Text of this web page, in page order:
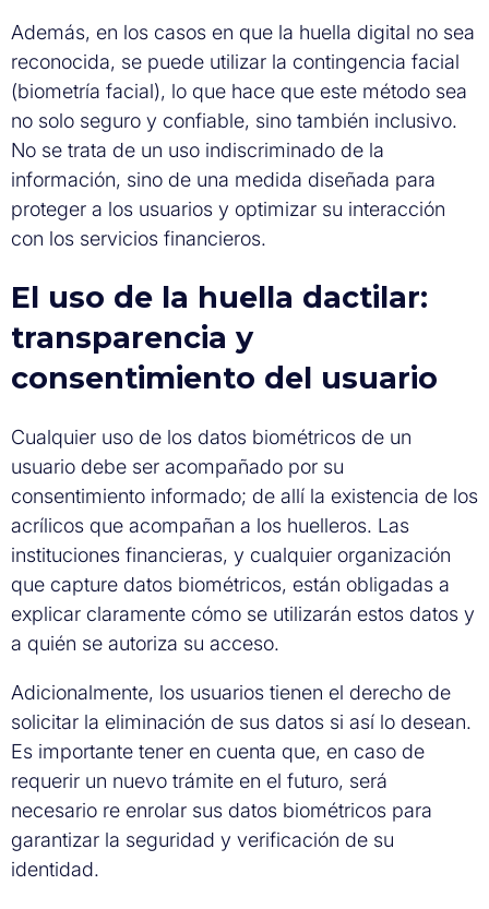
Además, en los casos en que la huella digital no sea
reconocida, se puede utilizar la contingencia facial
(biometría facial), lo que hace que este método sea
no solo seguro y confiable, sino también inclusivo.
No se trata de un uso indiscriminado de la
información, sino de una medida diseñada para
proteger a los usuarios y optimizar su interacción
con los servicios financieros.
El uso de la huella dactilar:
transparencia y
consentimiento del usuario
Cualquier uso de los datos biométricos de un
usuario debe ser acompañado por su
consentimiento informado; de allí la existencia de los
acrílicos que acompañan a los huelleros. Las
instituciones financieras, y cualquier organización
que capture datos biométricos, están obligadas a
explicar claramente cómo se utilizarán estos datos y
a quién se autoriza su acceso.
Adicionalmente, los usuarios tienen el derecho de
solicitar la eliminación de sus datos si así lo desean.
Es importante tener en cuenta que, en caso de
requerir un nuevo trámite en el futuro, será
necesario re enrolar sus datos biométricos para
garantizar la seguridad y verificación de su
identidad.